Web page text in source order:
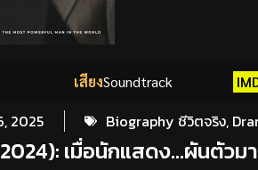
เสียงSoundtrack
2025 Biography ชีวิตจริง,
เมื่อนักแสดง…ผันตัวม